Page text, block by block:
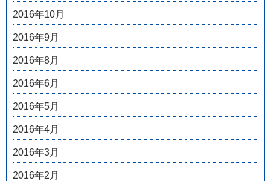
2016年10月
2016年9月
2016年8月
2016年6月
2016年5月
2016年4月
2016年3月
2016年2月